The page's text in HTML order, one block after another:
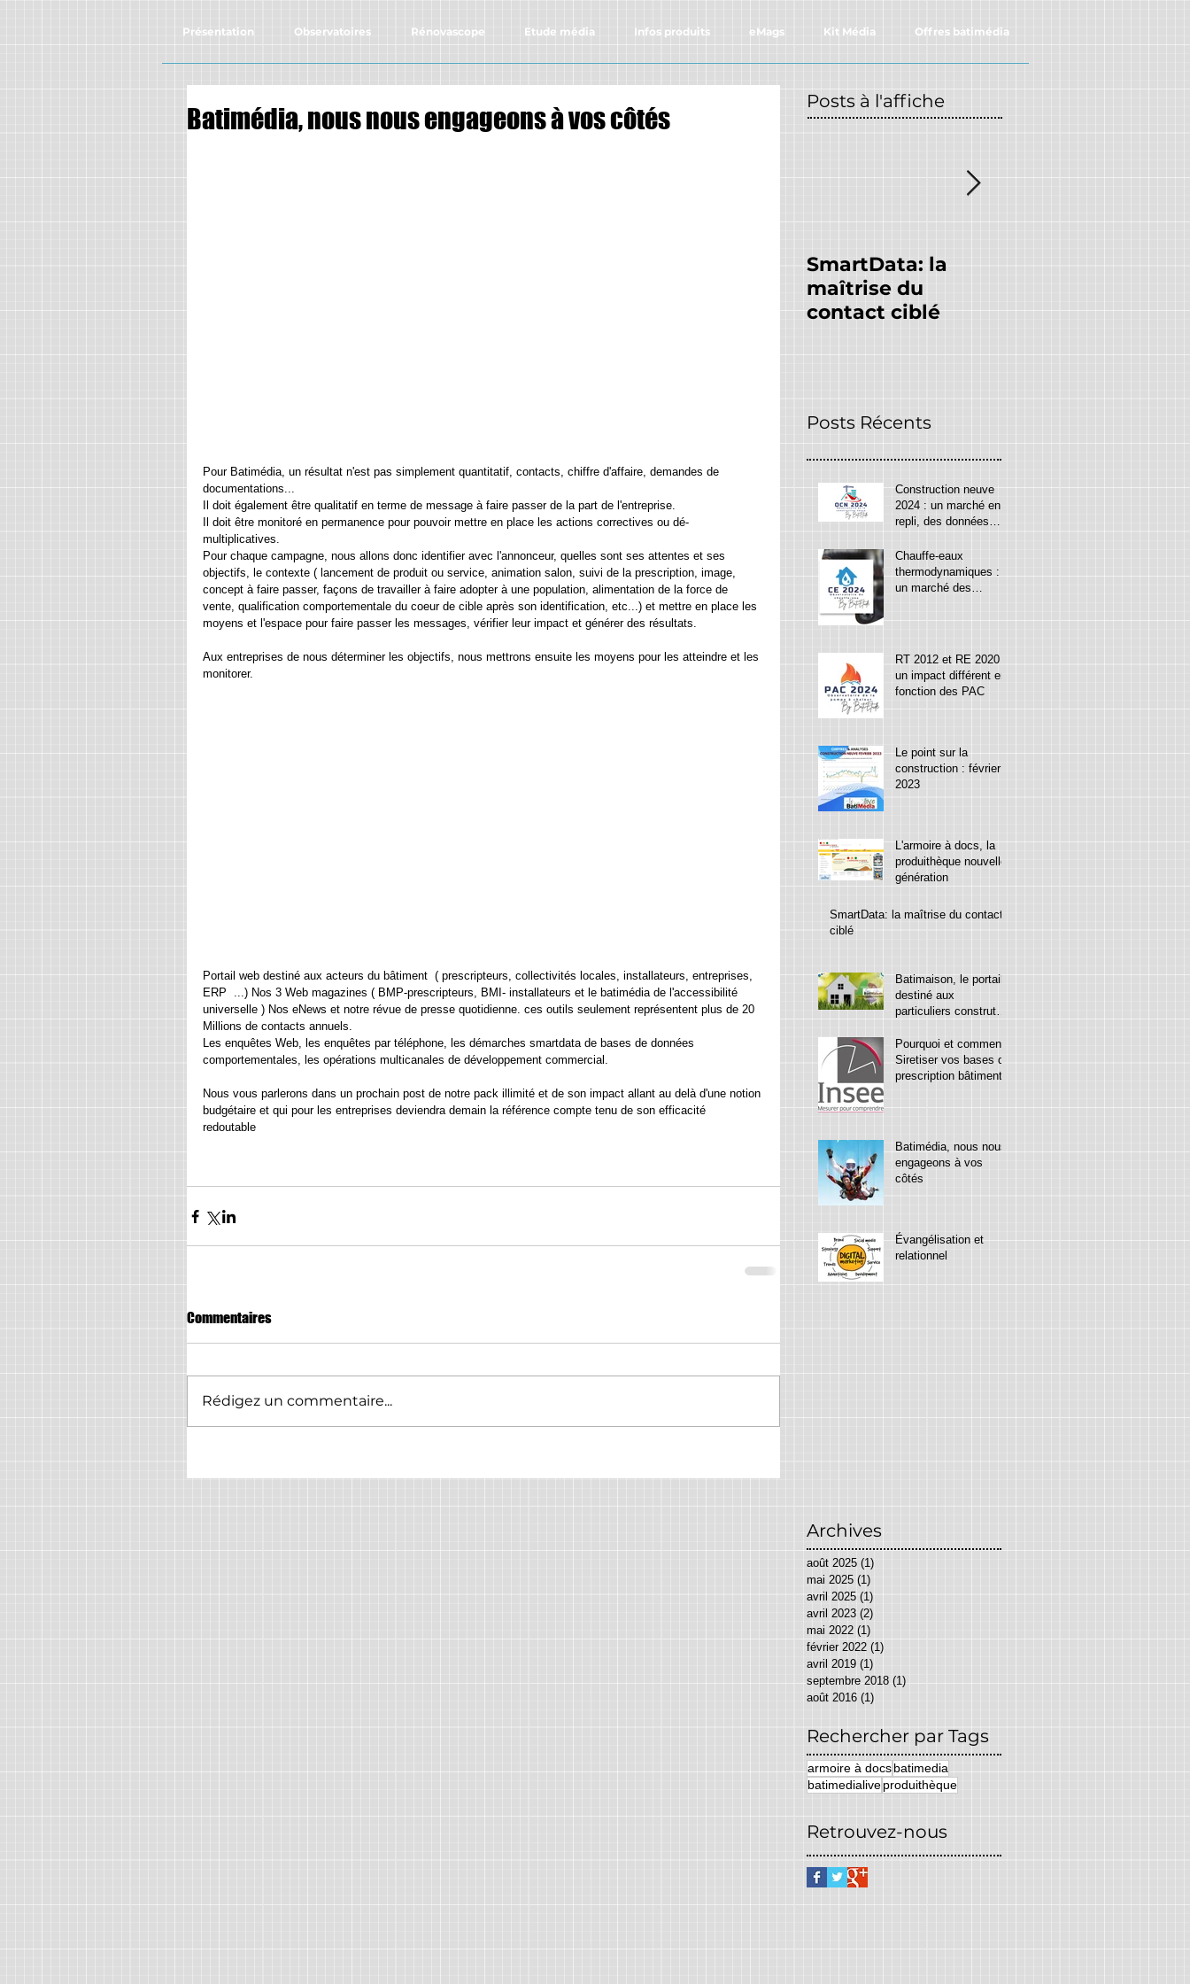
Présentation Observatoires Rénovascope Etude média Infos produits eMags Kit Média Offres batimédia
Batimédia, nous nous engageons à vos côtés
Pour Batimédia, un résultat n'est pas simplement quantitatif, contacts, chiffre d'affaire, demandes de
documentations...
Il doit également être qualitatif en terme de message à faire passer de la part de l'entreprise.
Il doit être monitoré en permanence pour pouvoir mettre en place les actions correctives ou dé-
multiplicatives.
Pour chaque campagne, nous allons donc identifier avec l'annonceur, quelles sont ses attentes et ses
objectifs, le contexte ( lancement de produit ou service, animation salon, suivi de la prescription, image,
concept à faire passer, façons de travailler à faire adopter à une population, alimentation de la force de
vente, qualification comportementale du coeur de cible après son identification, etc...) et mettre en place les
moyens et l'espace pour faire passer les messages, vérifier leur impact et générer des résultats.
Aux entreprises de nous déterminer les objectifs, nous mettrons ensuite les moyens pour les atteindre et les
monitorer.
Portail web destiné aux acteurs du bâtiment  ( prescripteurs, collectivités locales, installateurs, entreprises,
ERP  ...) Nos 3 Web magazines ( BMP-prescripteurs, BMI- installateurs et le batimédia de l'accessibilité
universelle ) Nos eNews et notre révue de presse quotidienne. ces outils seulement représentent plus de 20
Millions de contacts annuels.
Les enquêtes Web, les enquêtes par téléphone, les démarches smartdata de bases de données
comportementales, les opérations multicanales de développement commercial.
Nous vous parlerons dans un prochain post de notre pack illimité et de son impact allant au delà d'une notion
budgétaire et qui pour les entreprises deviendra demain la référence compte tenu de son efficacité
redoutable
Commentaires
Rédigez un commentaire...
Posts à l'affiche
SmartData: la
maîtrise du
contact ciblé
Posts Récents
Construction neuve
2024 : un marché en
repli, des données
Chauffe-eaux
thermodynamiques :
un marché des
entreprises
d’installation.
RT 2012 et RE 2020
un impact différent en
fonction des PAC
Le point sur la
construction : février
2023
L'armoire à docs, la
produithèque nouvelle
génération
SmartData: la maîtrise du contact
ciblé
Batimaison, le portail
destiné aux
particuliers construteur
mainson.
Pourquoi et comment
Siretiser vos bases de
prescription bâtiment
Batimédia, nous nous
engageons à vos
côtés
Évangélisation et
relationnel
Archives
août 2025 (1)
mai 2025 (1)
avril 2025 (1)
avril 2023 (2)
mai 2022 (1)
février 2022 (1)
avril 2019 (1)
septembre 2018 (1)
août 2016 (1)
Rechercher par Tags
armoire à docsbatimedia
batimedialiveproduithèque
Retrouvez-nous